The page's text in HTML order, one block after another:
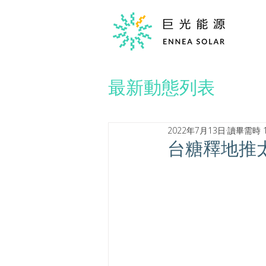
最新動態列表
台糖釋地推
2022年7月13日 讀畢需時